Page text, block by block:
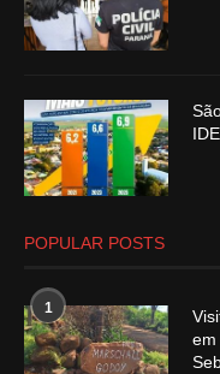
POPULAR POSTS
1
em